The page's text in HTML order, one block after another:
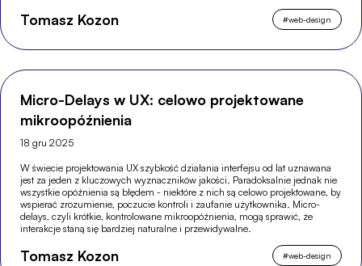
Tomasz Kozon #web-design
Micro-Delays w UX: celowo projektowane
mikroopóźnienia
18 gru 2025
W świecie projektowania UX szybkość działania interfejsu od lat uznawana
jest za jeden z kluczowych wyznaczników jakości. Paradoksalnie jednak nie
wszystkie opóźnienia są błędem - niektóre z nich są celowo projektowane, by
wspierać zrozumienie, poczucie kontroli i zaufanie użytkownika. Micro-
delays, czyli krótkie, kontrolowane mikroopóźnienia, mogą sprawić, że
interakcje staną się bardziej naturalne i przewidywalne.
Tomasz Kozon #web-design